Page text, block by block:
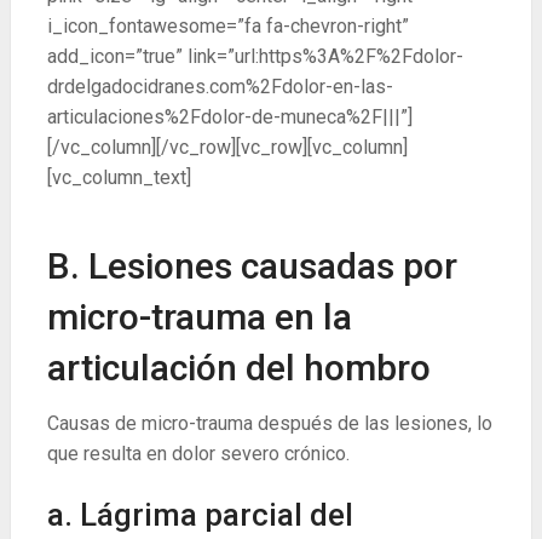
i_icon_fontawesome=”fa fa-chevron-right”
add_icon=”true” link=”url:https%3A%2F%2Fdolor-
drdelgadocidranes.com%2Fdolor-en-las-
articulaciones%2Fdolor-de-muneca%2F|||”]
[/vc_column][/vc_row][vc_row][vc_column]
[vc_column_text]
B. Lesiones causadas por
micro-trauma en la
articulación del hombro
Causas de micro-trauma después de las lesiones, lo
que resulta en dolor severo crónico.
a. Lágrima parcial del